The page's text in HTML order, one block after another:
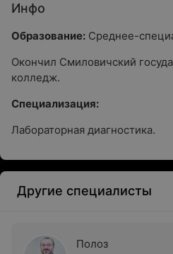
Инфо
Образование: Среднее-
Окончил Смиловичский
колледж.
Специализация:
Лабораторная диагностика.
Другие специалисты
Полоз